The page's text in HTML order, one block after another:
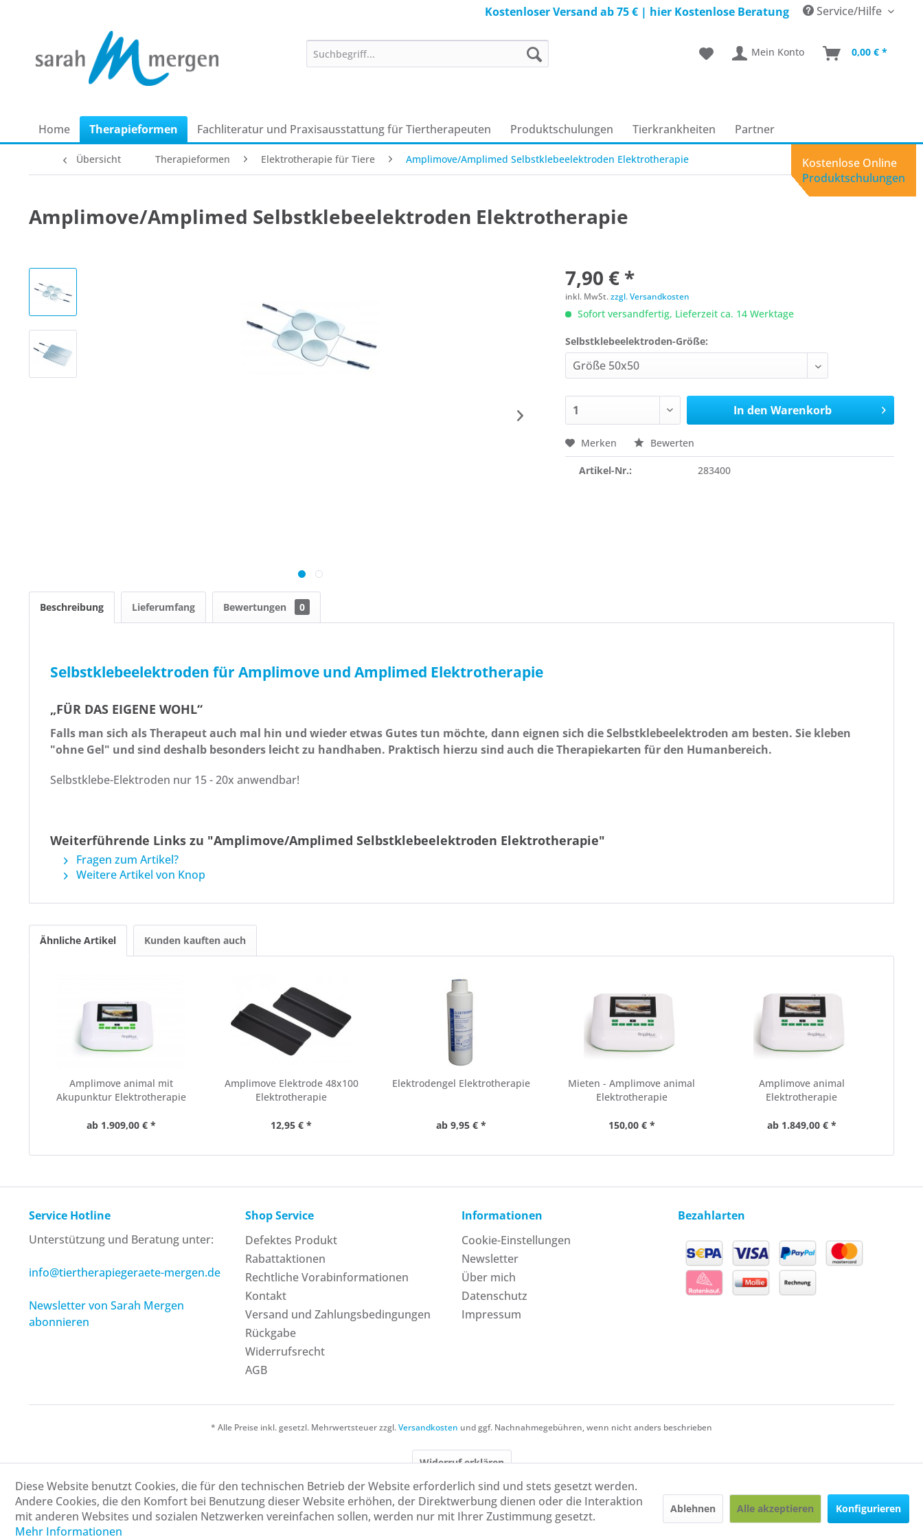
Service/Hilfe
Kostenloser Versand ab 75 € | hier Kostenlose Beratung
Mein Konto 0,00 € *
Home Therapie­formen Fachliteratur und Praxisausstattung für Tiertherapeuten Produkt­schulungen Tierkrankheiten Partner
Übersicht Therapie­formen Elektrotherapie für Tiere Amplimove/Amplimed Selbstklebeelektroden Elektrotherapie
Amplimove/Amplimed Selbstklebeelektroden Elektrotherapie
7,90 € *
inkl. MwSt.zzgl. Versandkosten
Sofort versandfertig, Lieferzeit ca. 14 Werktage
Selbstklebeelektroden-Größe:
In den Warenkorb
Merken Bewerten
Artikel-Nr.: 283400
Beschreibung Lieferumfang Bewertungen 0
Selbstklebeelektroden für Amplimove und Amplimed Elektrotherapie
„FÜR DAS EIGENE WOHL“
Falls man sich als Therapeut auch mal hin und wieder etwas Gutes tun möchte, dann eignen sich die Selbstklebeelektroden am besten. Sie kleben
"ohne Gel" und sind deshalb besonders leicht zu handhaben. Praktisch hierzu sind auch die Therapiekarten für den Humanbereich.
Selbstklebe-Elektroden nur 15 - 20x anwendbar!
Weiterführende Links zu "Amplimove/Amplimed Selbstklebeelektroden Elektrotherapie"
Fragen zum Artikel?
Weitere Artikel von Knop
Ähnliche Artikel Kunden kauften auch
Amplimove animal mit
Akupunktur Elektrotherapie
ab 1.909,00 € *
Amplimove Elektrode 48x100
Elektrotherapie
12,95 € *
Elektrodengel Elektrotherapie
ab 9,95 € *
Mieten - Amplimove animal
Elektrotherapie
150,00 € *
Amplimove animal
Elektrotherapie
ab 1.849,00 € *
Kostenlose Online
Produktschulungen
Service Hotline
Unterstützung und Beratung unter:
info@tiertherapiegeraete-mergen.de
Newsletter von Sarah Mergen
abonnieren
Shop Service
Defektes Produkt
Rabattaktionen
Rechtliche Vorabinformationen
Kontakt
Versand und Zahlungsbedingungen
Rückgabe
Widerrufsrecht
AGB
Informationen
Cookie-Einstellungen
Newsletter
Über mich
Datenschutz
Impressum
Bezahlarten
* Alle Preise inkl. gesetzl. Mehrwertsteuer zzgl.Versandkosten und ggf. Nachnahmegebühren, wenn nicht anders beschrieben
Widerruf erklären
Diese Website benutzt Cookies, die für den technischen Betrieb der Website erforderlich sind und stets gesetzt werden.
Andere Cookies, die den Komfort bei Benutzung dieser Website erhöhen, der Direktwerbung dienen oder die Interaktion
mit anderen Websites und sozialen Netzwerken vereinfachen sollen, werden nur mit Ihrer Zustimmung gesetzt.
Mehr Informationen
Ablehnen Alle akzeptieren Konfigurieren